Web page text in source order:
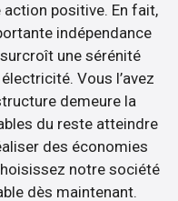
positive. En fait,
indépendance
une sérénité
Vous l’avez
demeure la
du reste atteindre
des économies
notre société
dès maintenant.